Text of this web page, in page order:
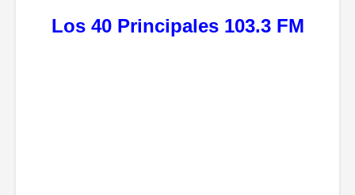
Los 40 Principales 103.3 FM